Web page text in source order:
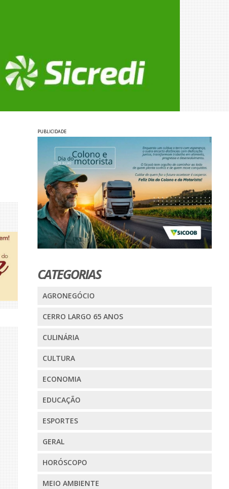
PUBLICIDADE
CATEGORIAS
AGRONEGÓCIO
CERRO LARGO 65 ANOS
CULINÁRIA
CULTURA
ECONOMIA
EDUCAÇÃO
ESPORTES
GERAL
HORÓSCOPO
MEIO AMBIENTE